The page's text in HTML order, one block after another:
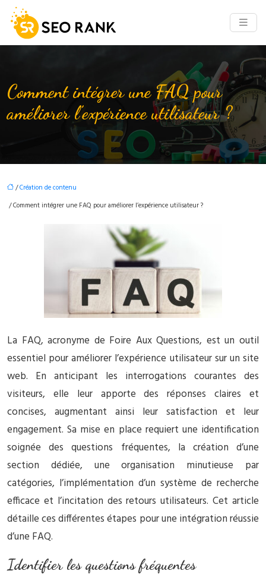
Comment intégrer une FAQ pour
améliorer l’expérience utilisateur ?
/Création de contenu
/ Comment intégrer une FAQ pour améliorer l’expérience utilisateur ?
La FAQ, acronyme de Foire Aux Questions, est un outil
essentiel pour améliorer l’expérience utilisateur sur un site
web. En anticipant les interrogations courantes des
visiteurs, elle leur apporte des réponses claires et
concises, augmentant ainsi leur satisfaction et leur
engagement. Sa mise en place requiert une identification
soignée des questions fréquentes, la création d’une
section dédiée, une organisation minutieuse par
catégories, l’implémentation d’un système de recherche
efficace et l’incitation des retours utilisateurs. Cet article
détaille ces différentes étapes pour une intégration réussie
d’une FAQ.
Identifier les questions fréquentes